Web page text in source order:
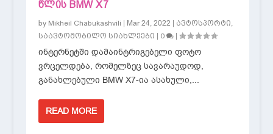
ᲬᲚᲘᲡ BMW X7
by Mikheil Chabukashvili | Mar 24, 2022 | ავტოსპორტი,
საავტომობილო სიახლეები | 0 |
ინტერნეტში დამაინტრიგებელი ფოტო
ვრცელდება, რომელზეც სავარაუდოდ,
განახლებული BMW X7-ია ასახული,...
READ MORE